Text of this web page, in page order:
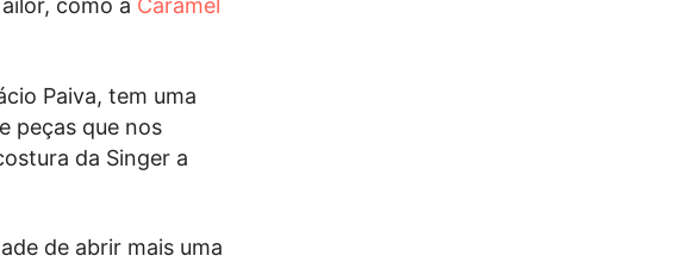
como a Caramel
Paiva, tem uma
peças que nos
da Singer a
de abrir mais uma